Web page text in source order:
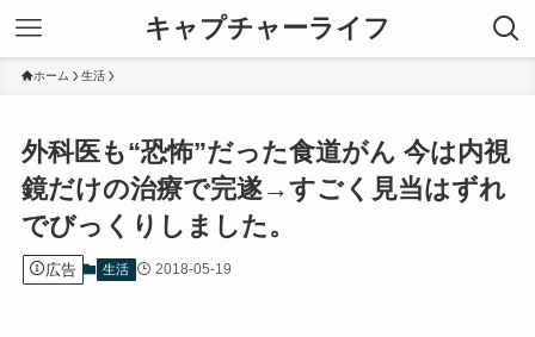
キャプチャーライフ
ホーム 生活
外科医も“恐怖”だった食道がん 今は内視
鏡だけの治療で完遂→すごく見当はずれ
でびっくりしました。
広告 生活 2018-05-19